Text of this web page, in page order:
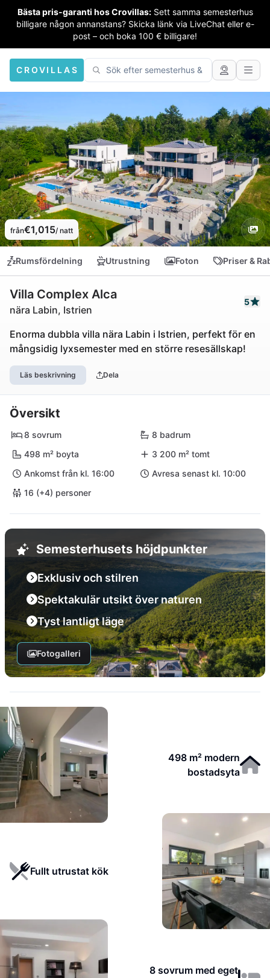
Bästa pris-garanti hos Crovillas: Sett samma semesterhus
billigare någon annanstans? Skicka länk via LiveChat eller e-
post – och boka 100 € billigare!
CROVILLAS
från€1,015/ natt
Rumsfördelning Utrustning Foton Priser &
Villa Complex Alca
nära Labin, Istrien
5
Enorma dubbla villa nära Labin i Istrien, perfekt för en
mångsidig lyxsemester med en större resesällskap!
Läs beskrivning Dela
Översikt
8 sovrum
8 badrum
498 m² boyta
3 200 m² tomt
Ankomst från kl. 16:00
Avresa senast kl. 10:00
16 (+4) personer
Semesterhusets höjdpunkter
Exklusiv och stilren
Spektakulär utsikt över naturen
Tyst lantligt läge
Fotogalleri
498 m² modern
bostadsyta
Fullt utrustat kök
8 sovrum med eget